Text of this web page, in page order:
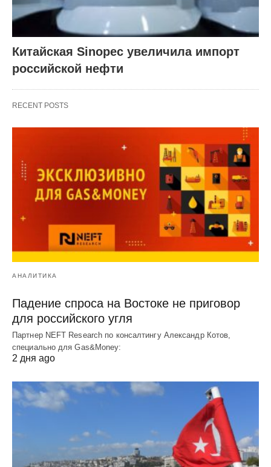
Китайская Sinopec увеличила импорт
российской нефти
RECENT POSTS
АНАЛИТИКА
Падение спроса на Востоке не приговор
для российского угля
Партнер NEFT Research по консалтингу Александр Котов,
специально для Gas&Money:
2 дня ago